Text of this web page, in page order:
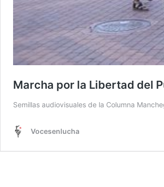
Marcha por la Libertad del
Semillas audiovisuales de la Columna
Vocesenlucha